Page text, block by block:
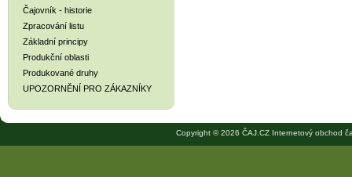
Čajovník - historie
Zpracování listu
Základní principy
Produkční oblasti
Produkované druhy
UPOZORNĚNÍ PRO ZÁKAZNÍKY
Copyright © 2026 ČAJ.CZ Internetový obchod